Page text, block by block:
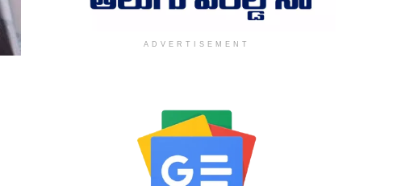
ADVERTISEMENT